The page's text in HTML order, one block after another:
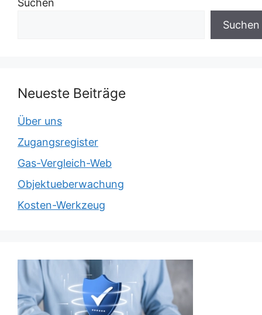
Suchen
Suchen
Neueste Beiträge
Über uns
Zugangsregister
Gas-Vergleich-Web
Objektueberwachung
Kosten-Werkzeug